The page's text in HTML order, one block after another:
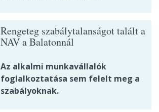
Rengeteg szabálytalanságot talált a
NAV a Balatonnál
Az alkalmi munkavállalók
foglalkoztatása sem felelt meg a
szabályoknak.